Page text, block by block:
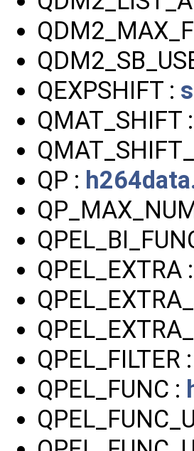
QEXPSHIFT :
QMAT_SHIFT :
QP :
QPEL_EXTRA :
QPEL_FILTER :
QPEL_FUNC :